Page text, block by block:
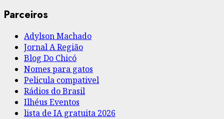
Parceiros
Adylson Machado
Jornal A Região
Blog Do Chicó
Nomes para gatos
Pelicula compativel
Rádios do Brasil
Ilhéus Eventos
lista de IA gratuita 2026